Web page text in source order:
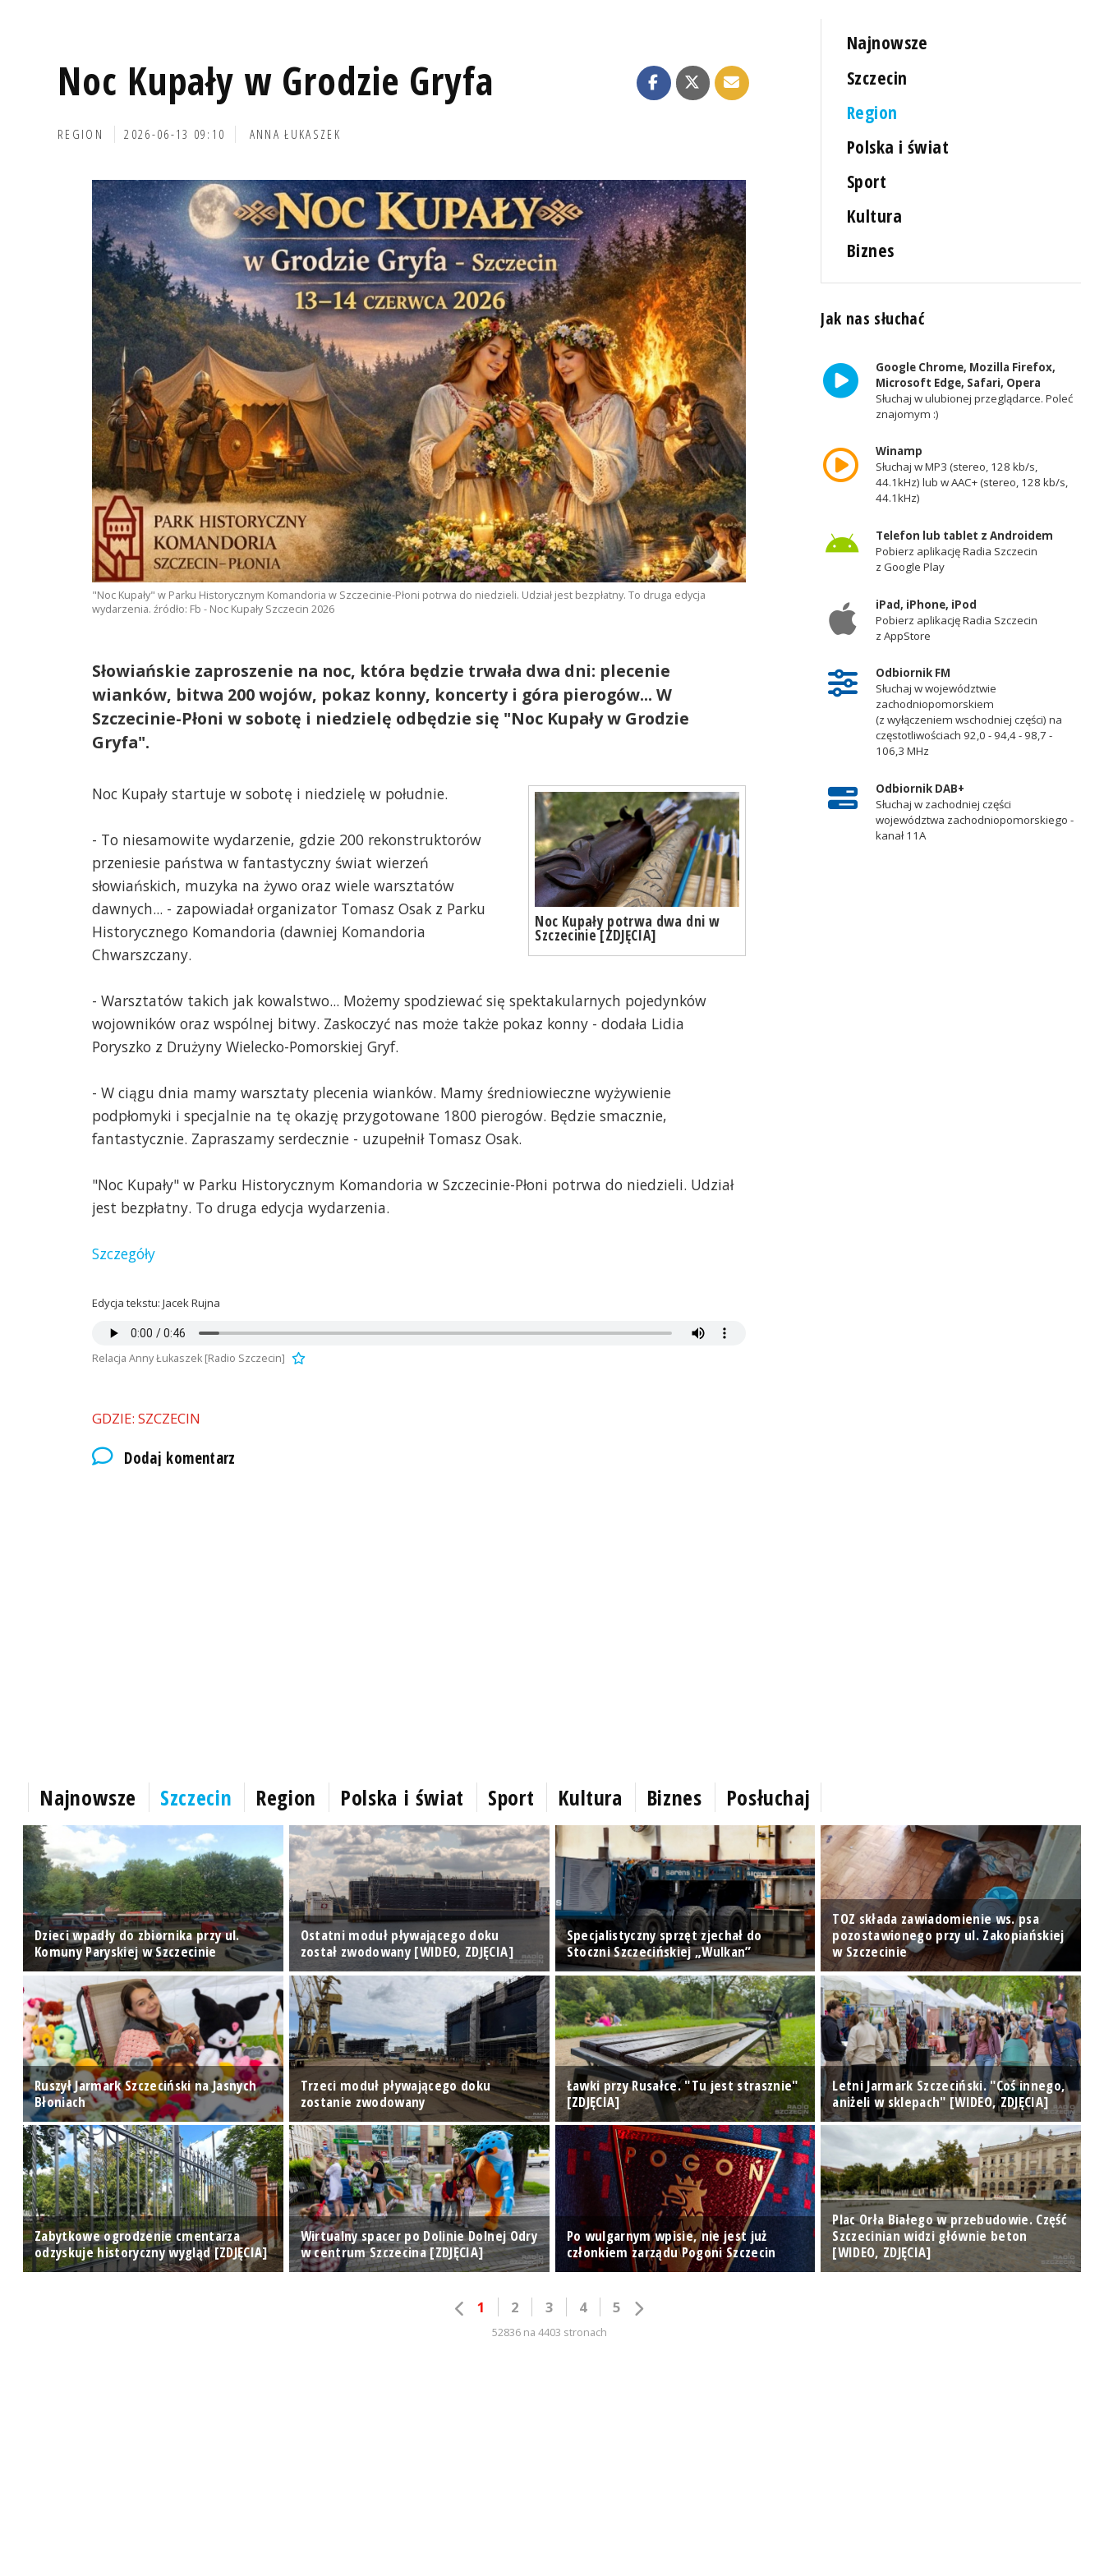
Noc Kupały w Grodzie Gryfa
REGION 2026-06-13 09:10 ANNA ŁUKASZEK
"Noc Kupały" w Parku Historycznym Komandoria w Szczecinie-Płoni potrwa do niedzieli. Udział jest bezpłatny. To druga edycja
wydarzenia. źródło: Fb - Noc Kupały Szczecin 2026
Słowiańskie zaproszenie na noc, która będzie trwała dwa dni: plecenie
wianków, bitwa 200 wojów, pokaz konny, koncerty i góra pierogów... W
Szczecinie-Płoni w sobotę i niedzielę odbędzie się "Noc Kupały w Grodzie
Gryfa".
Noc Kupały potrwa dwa dni w
Szczecinie [ZDJĘCIA]
Noc Kupały startuje w sobotę i niedzielę w południe.
- To niesamowite wydarzenie, gdzie 200 rekonstruktorów
przeniesie państwa w fantastyczny świat wierzeń
słowiańskich, muzyka na żywo oraz wiele warsztatów
dawnych... - zapowiadał organizator Tomasz Osak z Parku
Historycznego Komandoria (dawniej Komandoria
Chwarszczany.
- Warsztatów takich jak kowalstwo... Możemy spodziewać się spektakularnych pojedynków
wojowników oraz wspólnej bitwy. Zaskoczyć nas może także pokaz konny - dodała Lidia
Poryszko z Drużyny Wielecko-Pomorskiej Gryf.
- W ciągu dnia mamy warsztaty plecenia wianków. Mamy średniowieczne wyżywienie
podpłomyki i specjalnie na tę okazję przygotowane 1800 pierogów. Będzie smacznie,
fantastycznie. Zapraszamy serdecznie - uzupełnił Tomasz Osak.
"Noc Kupały" w Parku Historycznym Komandoria w Szczecinie-Płoni potrwa do niedzieli. Udział
jest bezpłatny. To druga edycja wydarzenia.
Szczegóły
Edycja tekstu: Jacek Rujna
Relacja Anny Łukaszek [Radio Szczecin]
GDZIE: SZCZECIN
Dodaj komentarz
Najnowsze
Szczecin
Region
Polska i świat
Sport
Kultura
Biznes
Jak nas słuchać
Google Chrome, Mozilla Firefox,
Microsoft Edge, Safari, Opera
Słuchaj w ulubionej przeglądarce. Poleć
znajomym :)
Winamp
Słuchaj w MP3 (stereo, 128 kb/s,
44.1kHz) lub w AAC+ (stereo, 128 kb/s,
44.1kHz)
Telefon lub tablet z Androidem
Pobierz aplikację Radia Szczecin
z Google Play
iPad, iPhone, iPod
Pobierz aplikację Radia Szczecin
z AppStore
Odbiornik FM
Słuchaj w województwie
zachodniopomorskiem
(z wyłączeniem wschodniej części) na
częstotliwościach 92,0 - 94,4 - 98,7 -
106,3 MHz
Odbiornik DAB+
Słuchaj w zachodniej części
województwa zachodniopomorskiego -
kanał 11A
Najnowsze Szczecin Region Polska i świat Sport Kultura Biznes Posłuchaj
Dzieci wpadły do zbiornika przy ul.
Komuny Paryskiej w Szczecinie
Ostatni moduł pływającego doku
został zwodowany [WIDEO, ZDJĘCIA]
Specjalistyczny sprzęt zjechał do
Stoczni Szczecińskiej „Wulkan”
TOZ składa zawiadomienie ws. psa
pozostawionego przy ul. Zakopiańskiej
w Szczecinie
Ruszył Jarmark Szczeciński na Jasnych
Błoniach
Trzeci moduł pływającego doku
zostanie zwodowany
Ławki przy Rusałce. "Tu jest strasznie"
[ZDJĘCIA]
Letni Jarmark Szczeciński. "Coś innego,
aniżeli w sklepach" [WIDEO, ZDJĘCIA]
Zabytkowe ogrodzenie cmentarza
odzyskuje historyczny wygląd [ZDJĘCIA]
Wirtualny spacer po Dolinie Dolnej Odry
w centrum Szczecina [ZDJĘCIA]
Po wulgarnym wpisie, nie jest już
członkiem zarządu Pogoni Szczecin
Plac Orła Białego w przebudowie. Część
Szczecinian widzi głównie beton
[WIDEO, ZDJĘCIA]
1 2 3 4 5
52836 na 4403 stronach